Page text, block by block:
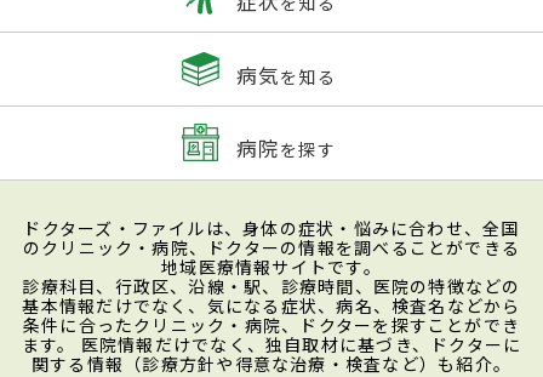
病気を知る
病院を探す
ドクターズ・ファイルは、身体の症状・悩みに合わせ、全国
のクリニック・病院、ドクターの情報を調べることができる
地域医療情報サイトです。
診療科目、行政区、沿線・駅、診療時間、医院の特徴などの
基本情報だけでなく、気になる症状、病名、検査名などから
条件に合ったクリニック・病院、ドクターを探すことができ
ます。 医院情報だけでなく、独自取材に基づき、ドクターに
関する情報（診療方針や得意な治療・検査など）も紹介。